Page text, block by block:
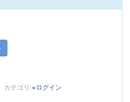
カテゴリ:※ログイン